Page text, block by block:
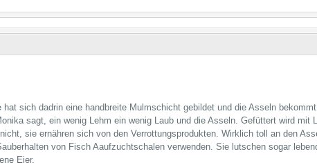
sich dadrin eine handbreite Mulmschicht gebildet und die Asseln
sagt, ein wenig Lehm ein wenig Laub und die Asseln. Gefüttert wird mit
sie ernähren sich von den Verrottungsprodukten. Wirklich toll an den
von Fisch Aaufzuchtschalen verwenden. Sie lutschen sogar
Eier.